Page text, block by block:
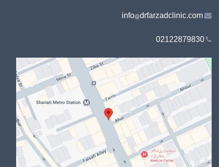
info@drfarzadclinic.com
02122879830